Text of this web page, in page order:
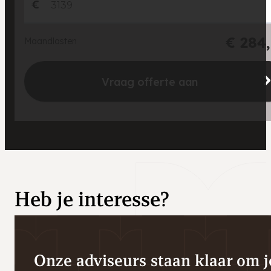
€
Heb je interesse?
Onze adviseurs staan klaar om